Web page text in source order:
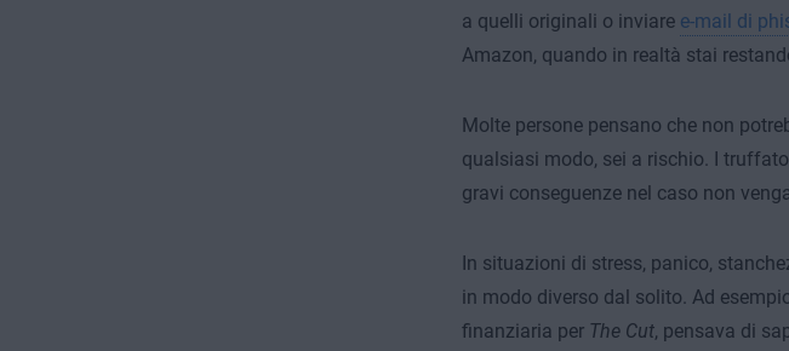
a quelli originali o inviare e-mail di
Amazon, quando in realtà stai
Molte persone pensano che non
qualsiasi modo, sei a rischio. I
gravi conseguenze nel caso non
In situazioni di stress, panico,
in modo diverso dal solito. Ad
finanziaria per The Cut, pensava di